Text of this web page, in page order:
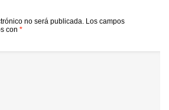
no será publicada. Los campos
con *